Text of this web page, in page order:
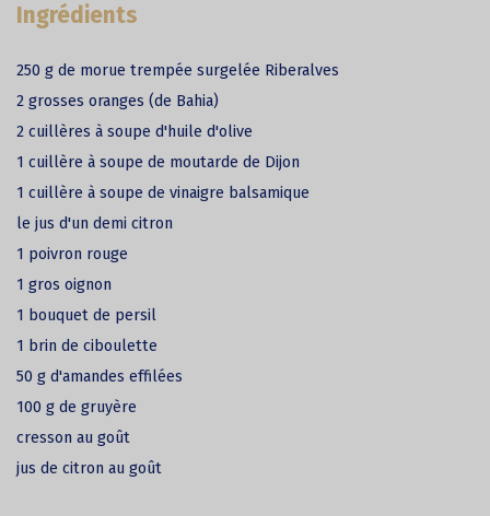
Ingrédients
250 g de morue trempée surgelée Riberalves
2 grosses oranges (de Bahia)
2 cuillères à soupe d'huile d'olive
1 cuillère à soupe de moutarde de Dijon
1 cuillère à soupe de vinaigre balsamique
le jus d'un demi citron
1 poivron rouge
1 gros oignon
1 bouquet de persil
1 brin de ciboulette
50 g d'amandes effilées
100 g de gruyère
cresson au goût
jus de citron au goût